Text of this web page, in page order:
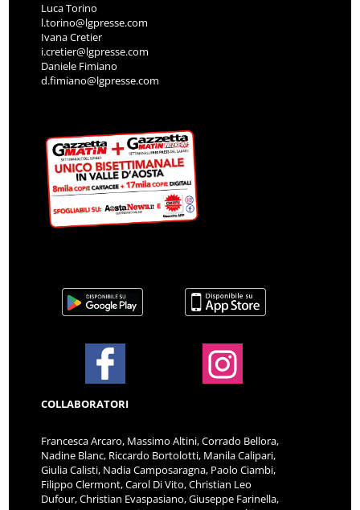
Luca Torino
l.torino@lgpresse.com
Ivana Cretier
i.cretier@lgpresse.com
Daniele Fimiano
d.fimiano@lgpresse.com
COLLABORATORI
Francesca Arcaro, Massimo Altini, Corrado Bellora,
Nadine Blanc, Riccardo Bortolotti, Manila Calipari,
Giulia Calisti, Nadia Camposaragna, Paolo Ciambi,
Filippo Clermont, Carol Di Vito, Christian Leo
Dufour, Christian Evaspasiano, Giuseppe Farinella,